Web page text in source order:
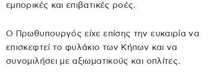
εμπορικές και επιβατικές ροές.
Ο Πρωθυπουργός είχε επίσης την ευκαιρία να
επισκεφτεί το φυλάκιο των Κήπων και να
συνομιλήσει με αξιωματικούς και οπλίτες.